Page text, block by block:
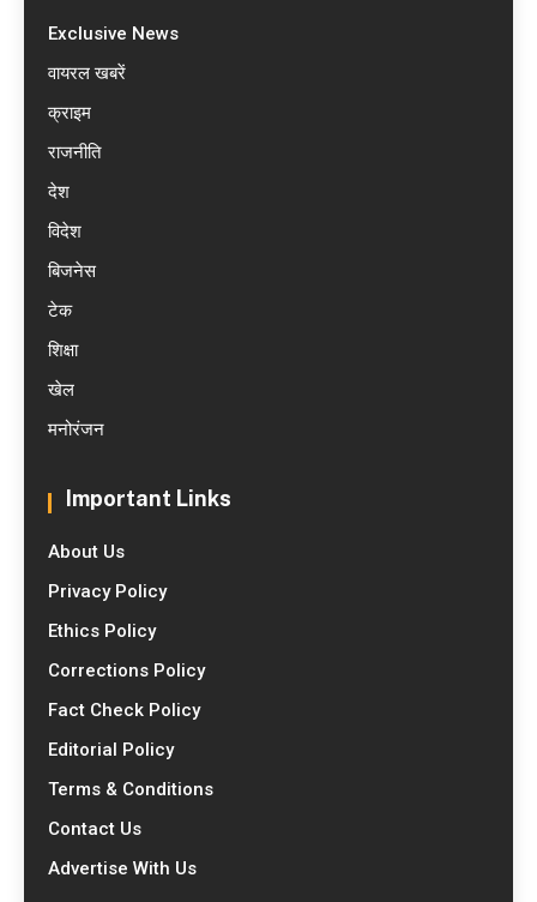
Exclusive News
वायरल खबरें
क्राइम
राजनीति
देश
विदेश
बिजनेस
टेक
शिक्षा
खेल
मनोरंजन
Important Links
About Us
Privacy Policy
Ethics Policy
Corrections Policy
Fact Check Policy
Editorial Policy
Terms & Conditions
Contact Us
Advertise With Us